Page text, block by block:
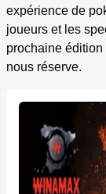
expérience de
joueurs et les
prochaine
nous réserve.